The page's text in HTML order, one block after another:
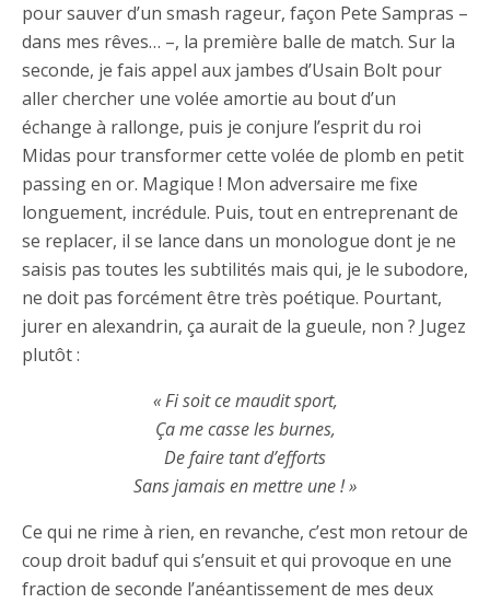
pour sauver d’un smash rageur, façon Pete Sampras –
dans mes rêves… –, la première balle de match. Sur la
seconde, je fais appel aux jambes d’Usain Bolt pour
aller chercher une volée amortie au bout d’un
échange à rallonge, puis je conjure l’esprit du roi
Midas pour transformer cette volée de plomb en petit
passing en or. Magique ! Mon adversaire me fixe
longuement, incrédule. Puis, tout en entreprenant de
se replacer, il se lance dans un monologue dont je ne
saisis pas toutes les subtilités mais qui, je le subodore,
ne doit pas forcément être très poétique. Pourtant,
jurer en alexandrin, ça aurait de la gueule, non ? Jugez
plutôt :
« Fi soit ce maudit sport,
Ça me casse les burnes,
De faire tant d’efforts
Sans jamais en mettre une ! »
Ce qui ne rime à rien, en revanche, c’est mon retour de
coup droit baduf qui s’ensuit et qui provoque en une
fraction de seconde l’anéantissement de mes deux